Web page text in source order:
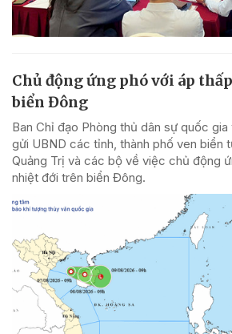
Chủ động ứng phó với áp
biển Đông
Ban Chỉ đạo Phòng thủ dân sự quốc
gửi UBND các tỉnh, thành phố ven biển
Quảng Trị và các bộ về việc chủ động
nhiệt đới trên biển Đông.